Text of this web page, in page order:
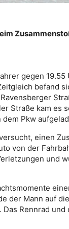
gegen 19.55
befand
Straße kam es
Pkw
einen
von der
und
der Mann auf
Rennrad